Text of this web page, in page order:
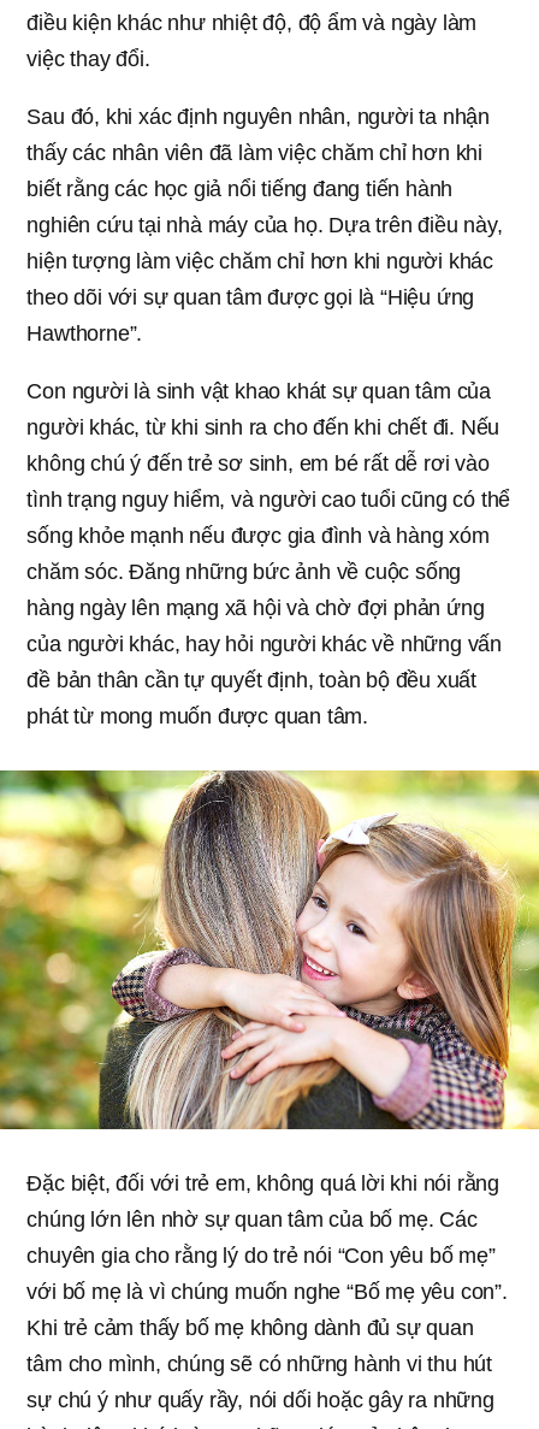
điều kiện khác như nhiệt độ, độ ẩm và ngày làm
việc thay đổi.
Sau đó, khi xác định nguyên nhân, người ta nhận
thấy các nhân viên đã làm việc chăm chỉ hơn khi
biết rằng các học giả nổi tiếng đang tiến hành
nghiên cứu tại nhà máy của họ. Dựa trên điều này,
hiện tượng làm việc chăm chỉ hơn khi người khác
theo dõi với sự quan tâm được gọi là “Hiệu ứng
Hawthorne”.
Con người là sinh vật khao khát sự quan tâm của
người khác, từ khi sinh ra cho đến khi chết đi. Nếu
không chú ý đến trẻ sơ sinh, em bé rất dễ rơi vào
tình trạng nguy hiểm, và người cao tuổi cũng có thể
sống khỏe mạnh nếu được gia đình và hàng xóm
chăm sóc. Đăng những bức ảnh về cuộc sống
hàng ngày lên mạng xã hội và chờ đợi phản ứng
của người khác, hay hỏi người khác về những vấn
đề bản thân cần tự quyết định, toàn bộ đều xuất
phát từ mong muốn được quan tâm.
Đặc biệt, đối với trẻ em, không quá lời khi nói rằng
chúng lớn lên nhờ sự quan tâm của bố mẹ. Các
chuyên gia cho rằng lý do trẻ nói “Con yêu bố mẹ”
với bố mẹ là vì chúng muốn nghe “Bố mẹ yêu con”.
Khi trẻ cảm thấy bố mẹ không dành đủ sự quan
tâm cho mình, chúng sẽ có những hành vi thu hút
sự chú ý như quấy rầy, nói dối hoặc gây ra những